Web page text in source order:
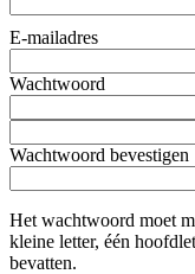
E-mailadres
Wachtwoord
Wachtwoord bevestigen
Het wachtwoord moet
kleine letter, één
bevatten.